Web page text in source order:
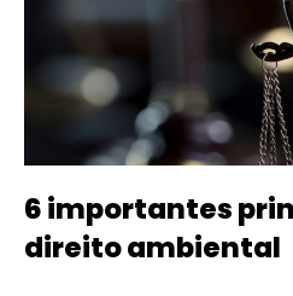
6 importantes
direito ambiental